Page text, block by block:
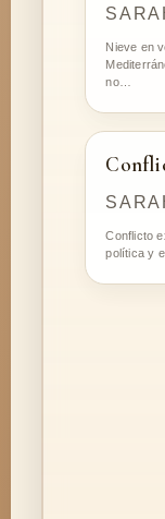
Nieve en
no…
Conflicto
política y